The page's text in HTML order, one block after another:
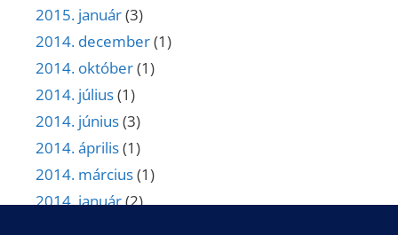
2015. január(3)
2014. december(1)
2014. október(1)
2014. július(1)
2014. június(3)
2014. április(1)
2014. március(1)
2014. január(2)